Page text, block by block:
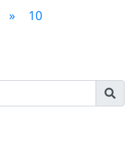
» 10